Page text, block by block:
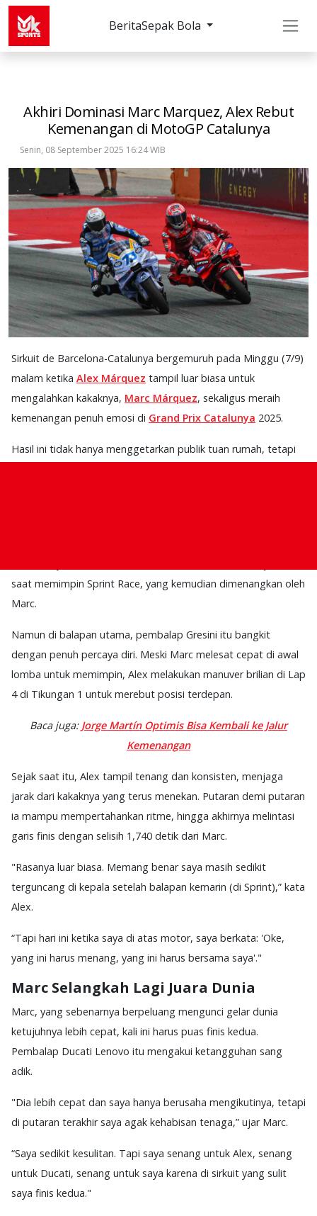
BeritaSepak Bola
Akhiri Dominasi Marc Marquez, Alex Rebut
Kemenangan di MotoGP Catalunya
Senin, 08 September 2025 16:24 WIB
Sirkuit de Barcelona-Catalunya bergemuruh pada Minggu (7/9)
malam ketika Alex Márquez tampil luar biasa untuk
mengalahkan kakaknya, Marc Márquez, sekaligus meraih
kemenangan penuh emosi di Grand Prix Catalunya 2025.
Hasil ini tidak hanya menggetarkan publik tuan rumah, tetapi
saat memimpin Sprint Race, yang kemudian dimenangkan oleh
Marc.
Namun di balapan utama, pembalap Gresini itu bangkit
dengan penuh percaya diri. Meski Marc melesat cepat di awal
lomba untuk memimpin, Alex melakukan manuver brilian di Lap
4 di Tikungan 1 untuk merebut posisi terdepan.
Baca juga: Jorge Martín Optimis Bisa Kembali ke Jalur
Kemenangan
Sejak saat itu, Alex tampil tenang dan konsisten, menjaga
jarak dari kakaknya yang terus menekan. Putaran demi putaran
ia mampu mempertahankan ritme, hingga akhirnya melintasi
garis finis dengan selisih 1,740 detik dari Marc.
"Rasanya luar biasa. Memang benar saya masih sedikit
terguncang di kepala setelah balapan kemarin (di Sprint),” kata
Alex.
“Tapi hari ini ketika saya di atas motor, saya berkata: 'Oke,
yang ini harus menang, yang ini harus bersama saya'."
Marc Selangkah Lagi Juara Dunia
Marc, yang sebenarnya berpeluang mengunci gelar dunia
ketujuhnya lebih cepat, kali ini harus puas finis kedua.
Pembalap Ducati Lenovo itu mengakui ketangguhan sang
adik.
"Dia lebih cepat dan saya hanya berusaha mengikutinya, tetapi
di putaran terakhir saya agak kehabisan tenaga,” ujar Marc.
“Saya sedikit kesulitan. Tapi saya senang untuk Alex, senang
untuk Ducati, senang untuk saya karena di sirkuit yang sulit
saya finis kedua."